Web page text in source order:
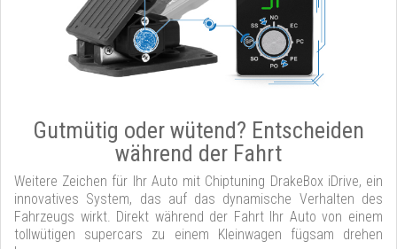
Gutmütig oder wütend? Entscheiden
während der Fahrt
Weitere Zeichen für Ihr Auto mit Chiptuning DrakeBox iDrive, ein
innovatives System, das auf das dynamische Verhalten des
Fahrzeugs wirkt. Direkt während der Fahrt Ihr Auto von einem
tollwütigen supercars zu einem Kleinwagen fügsam drehen